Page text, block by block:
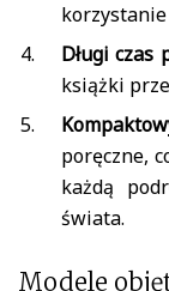
Długi czas
książki
poręczne,
każdą
świata.
Modele